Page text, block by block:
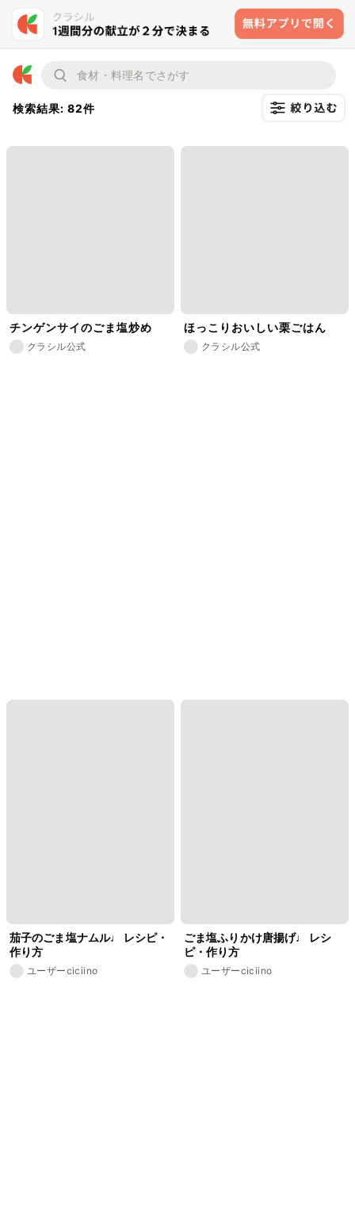
検索結果: 82件
チンゲンサイのごま塩炒め
クラシル公式
ほっこりおいしい栗ごはん
クラシル公式
茄子のごま塩ナムル♩ レシピ・
作り方
ユーザーciciino
ごま塩ふりかけ唐揚げ♩ レシ
ピ・作り方
ユーザーciciino